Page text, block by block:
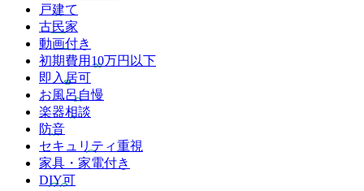
戸建て
古民家
動画付き
初期費用10万円以下
即入居可
お風呂自慢
楽器相談
防音
セキュリティ重視
家具・家電付き
DIY可